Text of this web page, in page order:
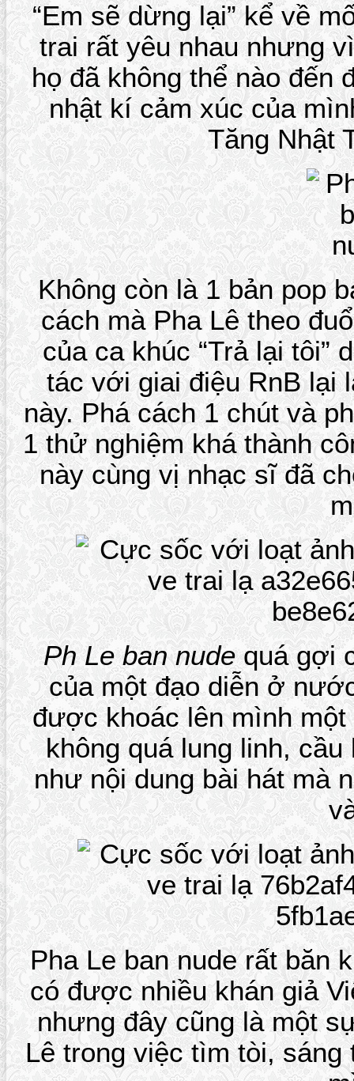
“Em sẽ dừng lại” kể về
trai rất yêu nhau nhưng
họ đã không thể nào đến
nhật kí cảm xúc của
Tăng Nhật
Không còn là 1 bản pop
cách mà Pha Lê theo
của ca khúc “Trả lại tôi”
tác với giai điệu RnB lại
này. Phá cách 1 chút và
1 thử nghiệm khá thành
này cùng vị nhạc sĩ đã
Ph Le ban nudequá gợi
của một đạo diễn ở
được khoác lên mình
không quá lung linh,
như nội dung bài hát mà
Pha Le ban nude rất băn
có được nhiều khán giả
nhưng đây cũng là một
Lê trong việc tìm tòi,